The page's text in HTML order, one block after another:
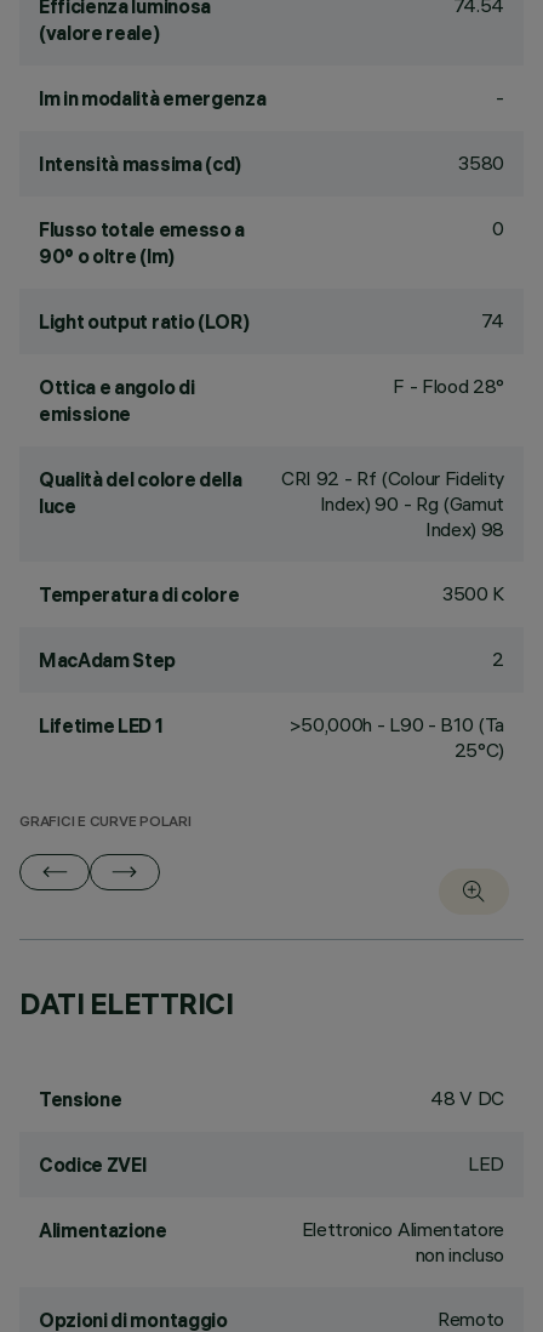
Efficienza luminosa
(valore reale)
74.54
lm in modalità emergenza -
Intensità massima (cd) 3580
Flusso totale emesso a
90° o oltre (lm)
0
Light output ratio (LOR) 74
Ottica e angolo di
emissione
F - Flood 28°
Qualità del colore della
luce
CRI 92 - Rf (Colour Fidelity
Index) 90 - Rg (Gamut
Index) 98
Temperatura di colore 3500 K
MacAdam Step 2
Lifetime LED 1
>50,000h - L90 - B10 (Ta
25°C)
GRAFICI E CURVE POLARI
DATI ELETTRICI
Tensione 48 V DC
Codice ZVEI LED
Alimentazione
Elettronico Alimentatore
non incluso
Opzioni di montaggio Remoto